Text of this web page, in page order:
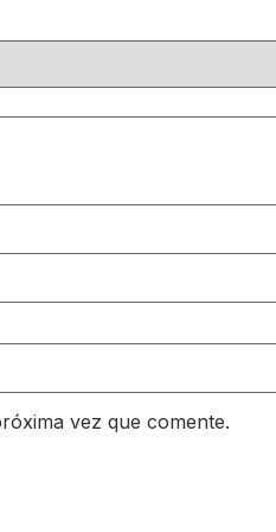
vez que comente.